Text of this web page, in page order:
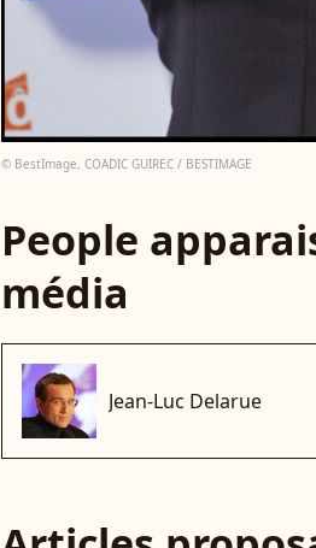
© BestImage, COADIC GUIREC / BESTIMAGE
People
média
Jean-Luc Delarue